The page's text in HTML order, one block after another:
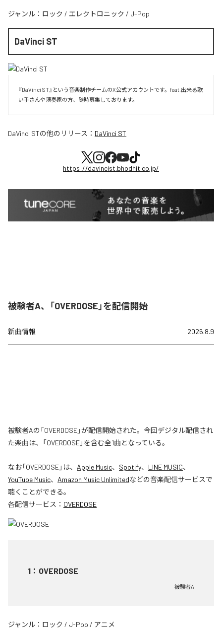
ジャンル： ロック / エレクトロニック / J-Pop
DaVinci ST
『DaVinci ST』という音楽制作チームのX公式アカウントです。feat.出来る歌
い手さんや演奏家の方、随時募集しております。
DaVinci STの他のリリース： DaVinci ST
https://davincist.bhodhit.co.jp/
被験者A、「OVERDOSE」を配信開始
新曲情報 2026.8.9
被験者Aの「OVERDOSE」が配信開始された。今回デジタル配信され
た楽曲は、「OVERDOSE」を含む全1曲となっている。
なお「OVERDOSE」は、 Apple Music、 Spotify、 LINE MUSIC、
YouTube Music、 Amazon Music Unlimitedなどの音楽配信サービスで
聴くことができる。
各配信サービス： OVERDOSE
1 ： OVERDOSE
被験者A
ジャンル： ロック / J-Pop / アニメ